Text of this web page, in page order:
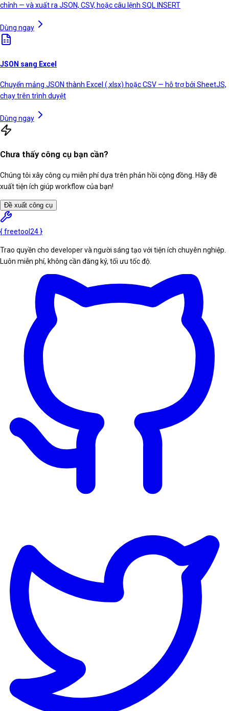
chỉnh — và xuất ra JSON, CSV, hoặc câu lệnh SQL INSERT
Dùng ngay
JSON sang Excel
Chuyển mảng JSON thành Excel (.xlsx) hoặc CSV — hỗ trợ bởi SheetJS,
chạy trên trình duyệt
Dùng ngay
Chưa thấy công cụ bạn cần?
Chúng tôi xây công cụ miễn phí dựa trên phản hồi cộng đồng. Hãy đề
xuất tiện ích giúp workflow của bạn!
Đề xuất công cụ
{freetool 24 }
Trao quyền cho developer và người sáng tạo với tiện ích chuyên nghiệp.
Luôn miễn phí, không cần đăng ký, tối ưu tốc độ.